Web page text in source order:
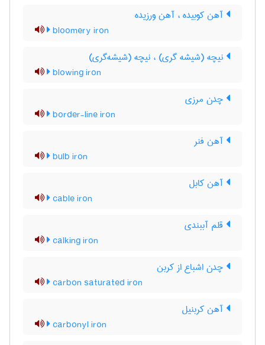
آهن کوبیده ، آهن ورزیده
bloomery iron
نیچه (شیشه گری) ، نیچه (شیشه‌گری)
blowing iron
چدن مرزی
border-line iron
آهن فنر
bulb iron
آهن کابل
cable iron
قلم آببندی
calking iron
چدن اشباع از کربن
carbon saturated iron
آهن کربنیل
carbonyl iron